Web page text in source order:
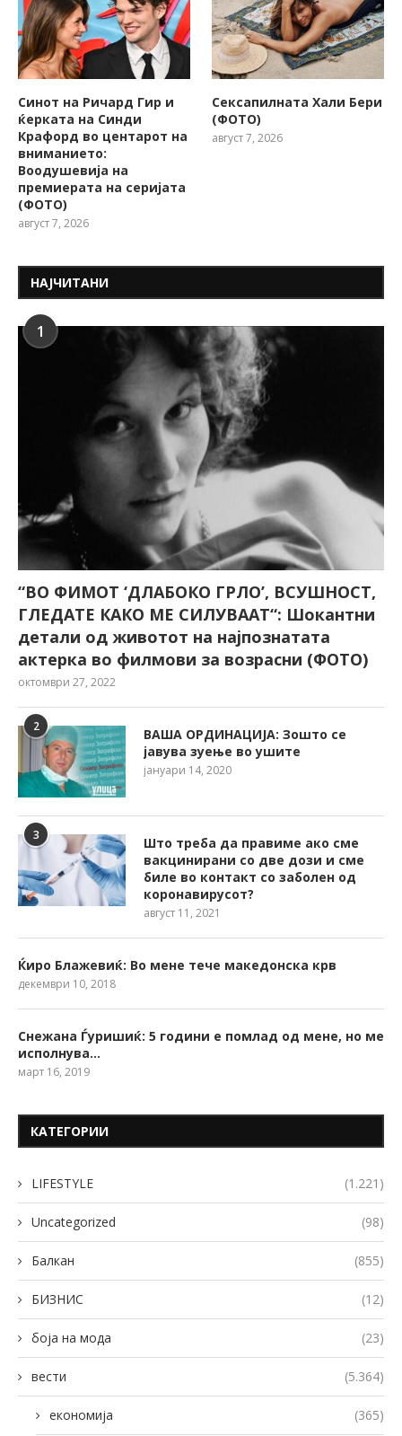
Синот на Ричард Гир и
ќерката на Синди
Крафорд во центарот на
вниманието:
Воодушевија на
премиерата на серијата
(ФОТО)
август 7, 2026
Сексапилната Хали Бери
(ФОТО)
август 7, 2026
НАЈЧИТАНИ
1
“ВО ФИМОТ ‘ДЛАБОКО ГРЛО’, ВСУШНОСТ,
ГЛЕДАТЕ КАКО МЕ СИЛУВААТ“: Шокантни
детали од животот на најпознатата
актерка во филмови за возрасни (ФОТО)
октомври 27, 2022
2
ВАША ОРДИНАЦИЈА: Зошто се
јавува зуење во ушите
јануари 14, 2020
3
Што треба да правиме ако сме
вакцинирани со две дози и сме
биле во контакт со заболен од
коронавирусот?
август 11, 2021
Ќиро Блажевиќ: Во мене тече македонска крв
декември 10, 2018
Снежана Ѓуришиќ: 5 години е помлад од мене, но ме
исполнува…
март 16, 2019
КАТЕГОРИИ
LIFESTYLE (1.221)
Uncategorized (98)
Балкан (855)
БИЗНИС (12)
боја на мода (23)
вести (5.364)
економија (365)